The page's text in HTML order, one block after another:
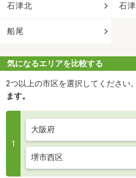
石津北 石津
船尾
気になるエリアを比較する
2つ以上の市区を選択してください。
ます。
1